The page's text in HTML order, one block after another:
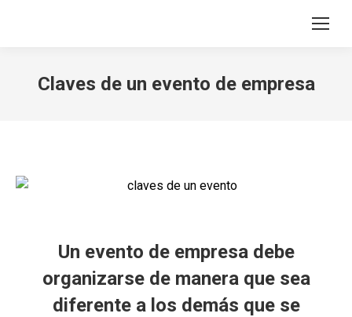
Search:
Claves de un evento de empresa
Un evento de empresadebe
organizarse de manera que sea
diferente a los demás que se